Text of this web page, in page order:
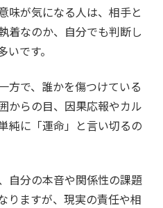
味が気になる人は、相手と
着なのか、自分でも判断し
です。
方で、誰かを傷つけている
からの目、因果応報やカル
純に「運命」と言い切るの
自分の本音や関係性の課題
りますが、現実の責任や相